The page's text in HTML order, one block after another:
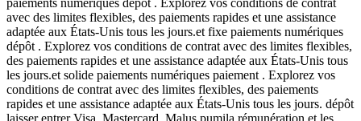
avec des limites flexibles, des paiements rapides et une assistance
adaptée aux États-Unis tous les jours.et fixe paiements numériques
dépôt . Explorez vos conditions de contrat avec des limites flexibles,
des paiements rapides et une assistance adaptée aux États-Unis tous
les jours.et solide paiements numériques paiement . Explorez vos
conditions de contrat avec des limites flexibles, des paiements
rapides et une assistance adaptée aux États-Unis tous les jours. dépôt
laisser entrer Visa, Mastercard, Malus pumila rémunération et les